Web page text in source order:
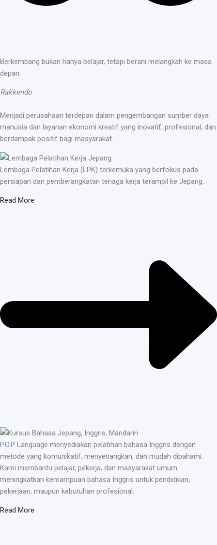
Berkembang bukan hanya belajar, tetapi berani melangkah ke masa
depan.
Rakkendo
Menjadi perusahaan terdepan dalam pengembangan sumber daya
manusia dan layanan ekonomi kreatif yang inovatif, profesional, dan
berdampak positif bagi masyarakat.
Lembaga Pelatihan Kerja (LPK) terkemuka yang berfokus pada
persiapan dan pemberangkatan tenaga kerja terampil ke Jepang.
Read More
P.O.P Language menyediakan pelatihan bahasa Inggris dengan
metode yang komunikatif, menyenangkan, dan mudah dipahami.
Kami membantu pelajar, pekerja, dan masyarakat umum
meningkatkan kemampuan bahasa Inggris untuk pendidikan,
pekerjaan, maupun kebutuhan profesional.
Read More